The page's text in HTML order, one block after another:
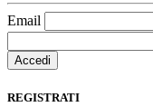
Email
REGISTRATI